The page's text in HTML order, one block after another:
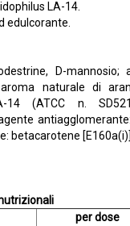
LA-14.
edulcorante.
D-mannosio;
naturale di
14 (ATCC n.
betacarotene
per dose